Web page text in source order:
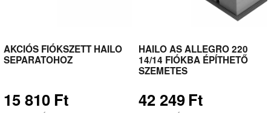
AKCIÓS FIÓKSZETT HAILO
SEPARATOHOZ
15 810Ft
HAILO AS ALLEGRO 220
14/14 FIÓKBA ÉPÍTHETŐ
SZEMETES
42 249Ft